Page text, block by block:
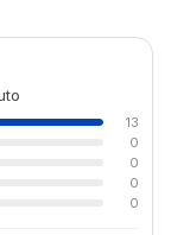
13
0
0
0
0